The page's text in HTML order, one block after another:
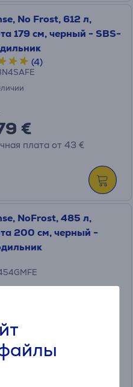
No Frost, 612 л,
179 см, черный - SBS-
(4)
€
плата от 43 €
NoFrost, 485 л,
200 см, черный -
.99 €
плата от 29 €